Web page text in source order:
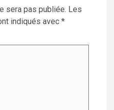
sera pas publiée. Les
indiqués avec *